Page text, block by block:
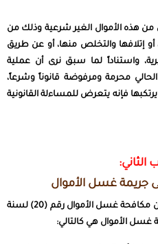
هذه الأموال الغير شرعية وذلك من
أو إتلافها والتخلص منها، أو عن طريق
واستناداً لما سبق نرى أن عملية
محرمة ومرفوضة قانوناً وشرعاً،
فإنه يتعرض للمساءلة القانونية
الثاني:
جريمة غسل الأموال
بالاستناد إلى نص المادة (37) من قانون مكافحة غسل الأموال رقم (20) لسنة